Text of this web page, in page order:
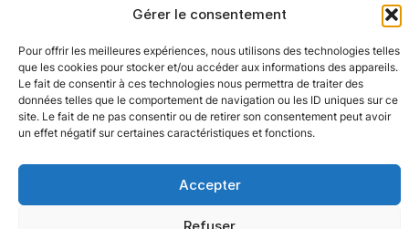
Gérer le consentement
Pour offrir les meilleures expériences, nous utilisons des technologies telles
que les cookies pour stocker et/ou accéder aux informations des appareils.
Le fait de consentir à ces technologies nous permettra de traiter des
données telles que le comportement de navigation ou les ID uniques sur ce
site. Le fait de ne pas consentir ou de retirer son consentement peut avoir
un effet négatif sur certaines caractéristiques et fonctions.
Accepter
Refuser
Nos agences
Nos autres marques
Alerte emploi
instantanées sur les nouveaux emplois
pertinents directement dans votre boîte
aux lettres électronique.